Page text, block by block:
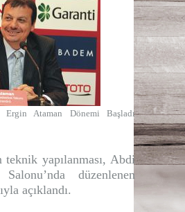
Ataman Dönemi Başladı
yapılanması, Abdi
düzenlenen
açıklandı.